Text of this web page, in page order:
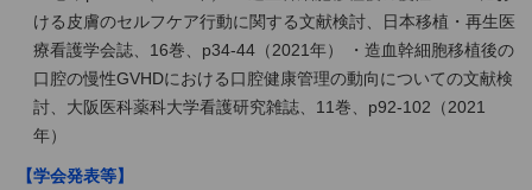
ける皮膚のセルフケア行動に関する文献検討、日本移植・再生医
療看護学会誌、16巻、p34-44（2021年） ・造血幹細胞移植後の
口腔の慢性GVHDにおける口腔健康管理の動向についての文献検
討、大阪医科薬科大学看護研究雑誌、11巻、p92-102（2021
年）
【学会発表等】